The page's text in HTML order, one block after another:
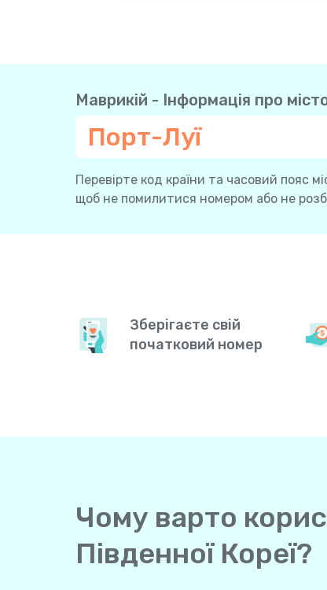
Маврикій - Інформація про
Порт-Луї
Перевірте код країни та часовий пояс
щоб не помилитися номером або не
Зберігаєте свій
початковий номер
Чому варто
Південної Кореї?